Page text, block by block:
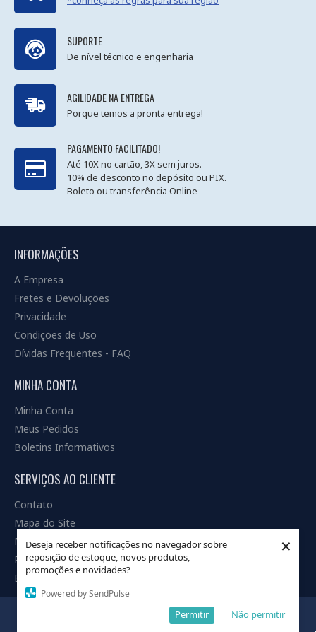
Deseja receber notificações no navegador sobre
reposição de estoque, novos produtos,
promoções e novidades?
Powered by SendPulse
Não permitir
Permitir
×
SUPORTE
De nível técnico e engenharia
AGILIDADE NA ENTREGA
Porque temos a pronta entrega!
PAGAMENTO FACILITADO!
Até 10X no cartão, 3X sem juros.
10% de desconto no depósito ou PIX.
Boleto ou transferência Online
INFORMAÇÕES
A Empresa
Fretes e Devoluções
Privacidade
Condições de Uso
Dívidas Frequentes - FAQ
MINHA CONTA
Minha Conta
Meus Pedidos
Boletins Informativos
SERVIÇOS AO CLIENTE
Contato
Mapa do Site
Marcas
Produtos em Promoção
Blog
Localização Contato
FILTRAR PRODUTOS